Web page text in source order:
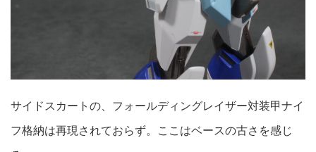
サイドスカートの、フォールディングレイザー対装甲ナイ
フ格納は再現されておらず。ここはベースの古さを感じ